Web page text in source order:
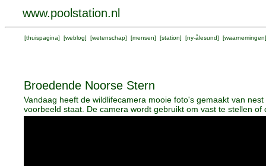
www.poolstation.nl
[thuispagina] [weblog] [wetenschap] [mensen] [station] [ny-ålesund] [waarnemingen
Broedende Noorse Stern
Vandaag heeft de wildlifecamera mooie foto's gemaakt van
voorbeeld staat. De camera wordt gebruikt om vast te stellen